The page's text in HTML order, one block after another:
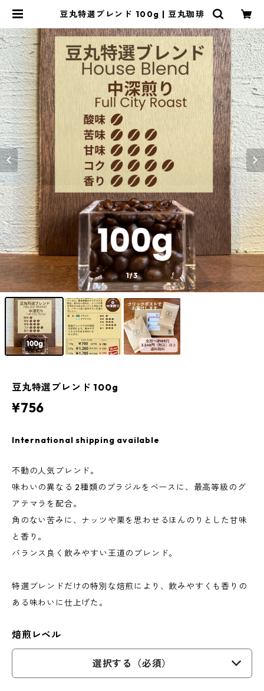
豆丸特選ブレンド 100g | 豆丸珈琲
1/3
豆丸特選ブレンド 100g
¥756
International shipping available
不動の人気ブレンド。
味わいの異なる 2種類のブラジルをベースに、最高等級のグ
アテマラを配合。
角のない苦みに、ナッツや栗を思わせるほんのりとした甘味
と香り。
バランス良く飲みやすい王道のブレンド。
特選ブレンドだけの特別な焙煎により、飲みやすくも香りの
ある味わいに仕上げた。
焙煎レベル
選択する（必須）